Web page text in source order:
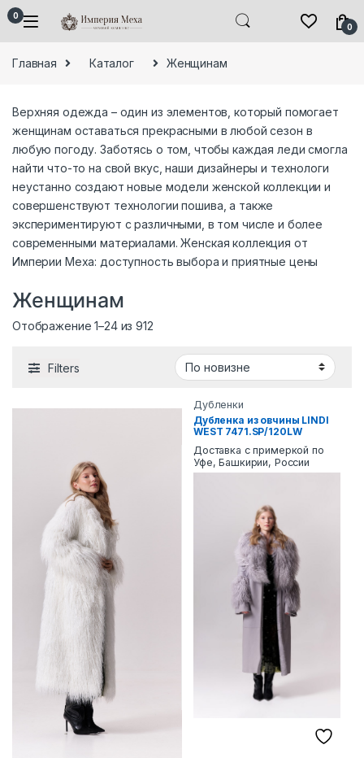
Skip to navigation
Skip to content
0
0
Главная Каталог Женщинам
Верхняя одежда – один из элементов, который помогает
женщинам оставаться прекрасными в любой сезон в
любую погоду. Заботясь о том, чтобы каждая леди смогла
найти что-то на свой вкус, наши дизайнеры и технологи
неустанно создают новые модели женской коллекции и
совершенствуют технологии пошива, а также
экспериментируют с различными, в том числе и более
современными материалами. Женская коллекция от
Империи Меха: доступность выбора и приятные цены
Женщинам
Отображение 1–24 из 912Сортировка: самые недавние
Filters
Дубленки
Дубленка из овчины LINDI
WEST 7471.SP/120LW
Доставка с примеркой по
Уфе, Башкирии, России